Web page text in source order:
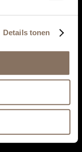
Details tonen